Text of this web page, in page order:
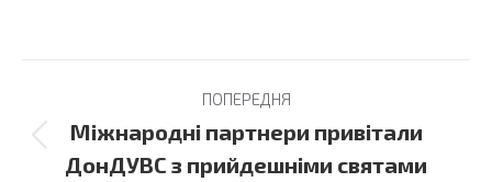
navigation
ПОПЕРЕДНЯ
Previous
post:
Міжнародні партнери привітали
ДонДУВС з прийдешніми святами